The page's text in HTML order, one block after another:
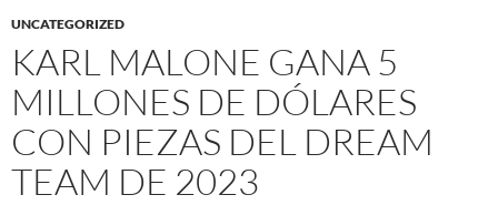
UNCATEGORIZED
KARL MALONE GANA 5
MILLONES DE DÓLARES
CON PIEZAS DEL DREAM
TEAM DE 2023